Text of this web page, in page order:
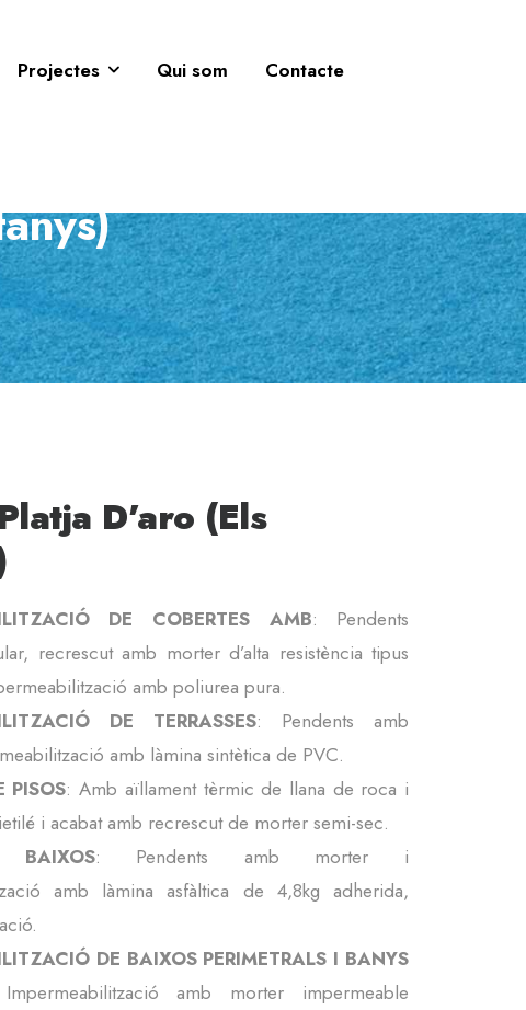
Projectes Qui som Contacte
D’aro (Els
DE COBERTES AMB: Pendents
recrescut amb morter d’alta resistència tipus
amb poliurea pura.
DE TERRASSES: Pendents amb
amb làmina sintètica de PVC.
PISOS: Amb aïllament tèrmic de llana de roca i
i acabat amb recrescut de morter semi-sec.
BAIXOS: Pendents amb morter i
amb làmina asfàltica de 4,8kg adherida,
DE BAIXOS PERIMETRALS I BANYS
amb morter impermeable